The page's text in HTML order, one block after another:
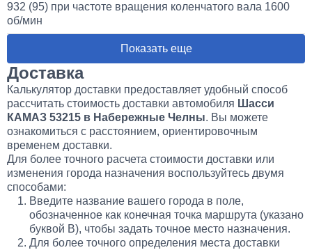
932 (95) при частоте вращения коленчатого вала 1600
об/мин
Показать еще
Доставка
Калькулятор доставки предоставляет удобный способ
рассчитать стоимость доставки автомобиля Шасси
КАМАЗ 53215 в Набережные Челны. Вы можете
ознакомиться с расстоянием, ориентировочным
временем доставки.
Для более точного расчета стоимости доставки или
изменения города назначения воспользуйтесь двумя
способами:
Введите название вашего города в поле,
обозначенное как конечная точка маршрута (указано
буквой B), чтобы задать точное место назначения.
Для более точного определения места доставки